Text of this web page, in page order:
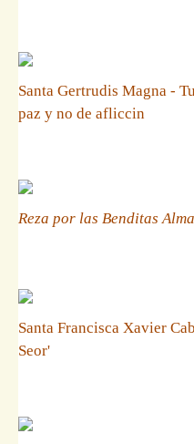
Santa Gertrudis Magna -
paz y no de afliccin
Reza por las Benditas
Santa Francisca Xavier
Seor'